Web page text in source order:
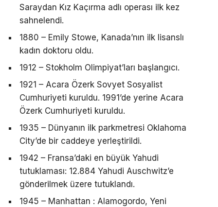
Saraydan Kız Kaçırma adlı operası ilk kez
sahnelendi.
1880 – Emily Stowe, Kanada’nın ilk lisanslı
kadın doktoru oldu.
1912 – Stokholm Olimpiyat’ları başlangıcı.
1921 – Acara Özerk Sovyet Sosyalist
Cumhuriyeti kuruldu. 1991’de yerine Acara
Özerk Cumhuriyeti kuruldu.
1935 – Dünyanın ilk parkmetresi Oklahoma
City’de bir caddeye yerleştirildi.
1942 – Fransa’daki en büyük Yahudi
tutuklaması: 12.884 Yahudi Auschwitz’e
gönderilmek üzere tutuklandı.
1945 – Manhattan : Alamogordo, Yeni